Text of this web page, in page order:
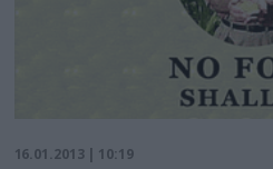
16.01.2013 | 10:19